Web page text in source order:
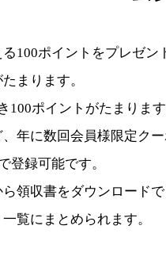
100ポイントをプレゼン
まります。
100ポイントがたまります
年に数回会員様限定クー
登録可能です。
領収書をダウンロードで
覧にまとめられます。